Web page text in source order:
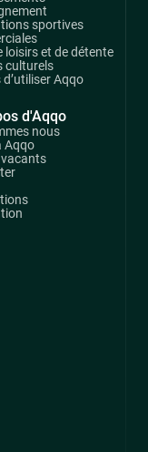
sportives
loisirs et de détente
culturels
d’utiliser Aqqo
d'Aqqo
nous
Aqqo